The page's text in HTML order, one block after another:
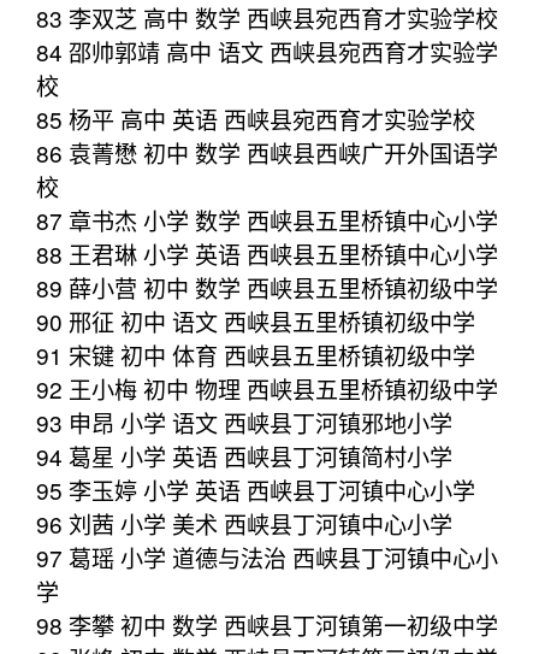
83 李双芝 高中 数学 西峡县宛西育才实验学校
84 邵帅郭靖 高中 语文 西峡县宛西育才实验学
校
85 杨平 高中 英语 西峡县宛西育才实验学校
86 袁菁懋 初中 数学 西峡县西峡广开外国语学
校
87 章书杰 小学 数学 西峡县五里桥镇中心小学
88 王君琳 小学 英语 西峡县五里桥镇中心小学
89 薛小营 初中 数学 西峡县五里桥镇初级中学
90 邢征 初中 语文 西峡县五里桥镇初级中学
91 宋键 初中 体育 西峡县五里桥镇初级中学
92 王小梅 初中 物理 西峡县五里桥镇初级中学
93 申昂 小学 语文 西峡县丁河镇邪地小学
94 葛星 小学 英语 西峡县丁河镇简村小学
95 李玉婷 小学 英语 西峡县丁河镇中心小学
96 刘茜 小学 美术 西峡县丁河镇中心小学
97 葛瑶 小学 道德与法治 西峡县丁河镇中心小
学
98 李攀 初中 数学 西峡县丁河镇第一初级中学